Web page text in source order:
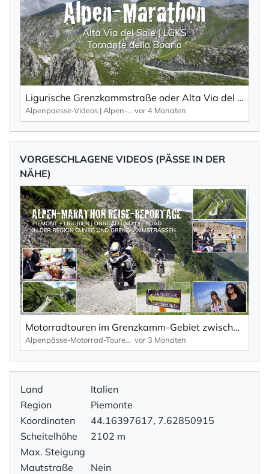
Ligurische Grenzkammstraße oder Alta Via del Sale. Highlight: Die Tornante della Boaria.
Alpenpaesse-Videos | Alpen-Marathon vor 4 Monaten
VORGESCHLAGENE VIDEOS (PÄSSE IN DER
NÄHE)
Motorradtouren im Grenzkamm-Gebiet zwischen Piemont und Ligurien – Region Cuneo | TV-Reportage.
Alpenpässe-Motorrad-Touren: Alpen-Marathon, die TV-Reportagen vor 3 Monaten
Land
Italien
Region
Piemonte
Koordinaten
44.16397617, 7.62850915
Scheitelhöhe
2102 m
Max. Steigung
Mautstraße
Nein